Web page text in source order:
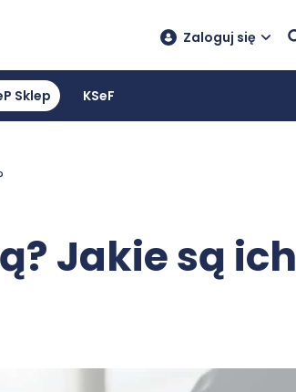
Zaloguj się
Sklep KSeF
Jakie są ich